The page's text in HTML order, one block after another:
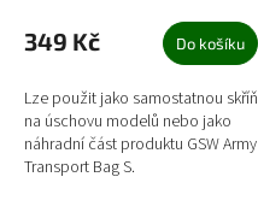
349 Kč Do košíku
Lze použit jako samostatnou skříň
na úschovu modelů nebo jako
náhradní část produktu GSW Army
Transport Bag S.